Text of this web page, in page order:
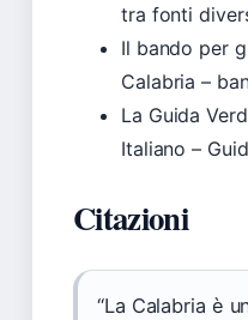
tra fonti
Il bando per
Calabria –
La Guida
Italiano –
Citazioni
“La Calabria è